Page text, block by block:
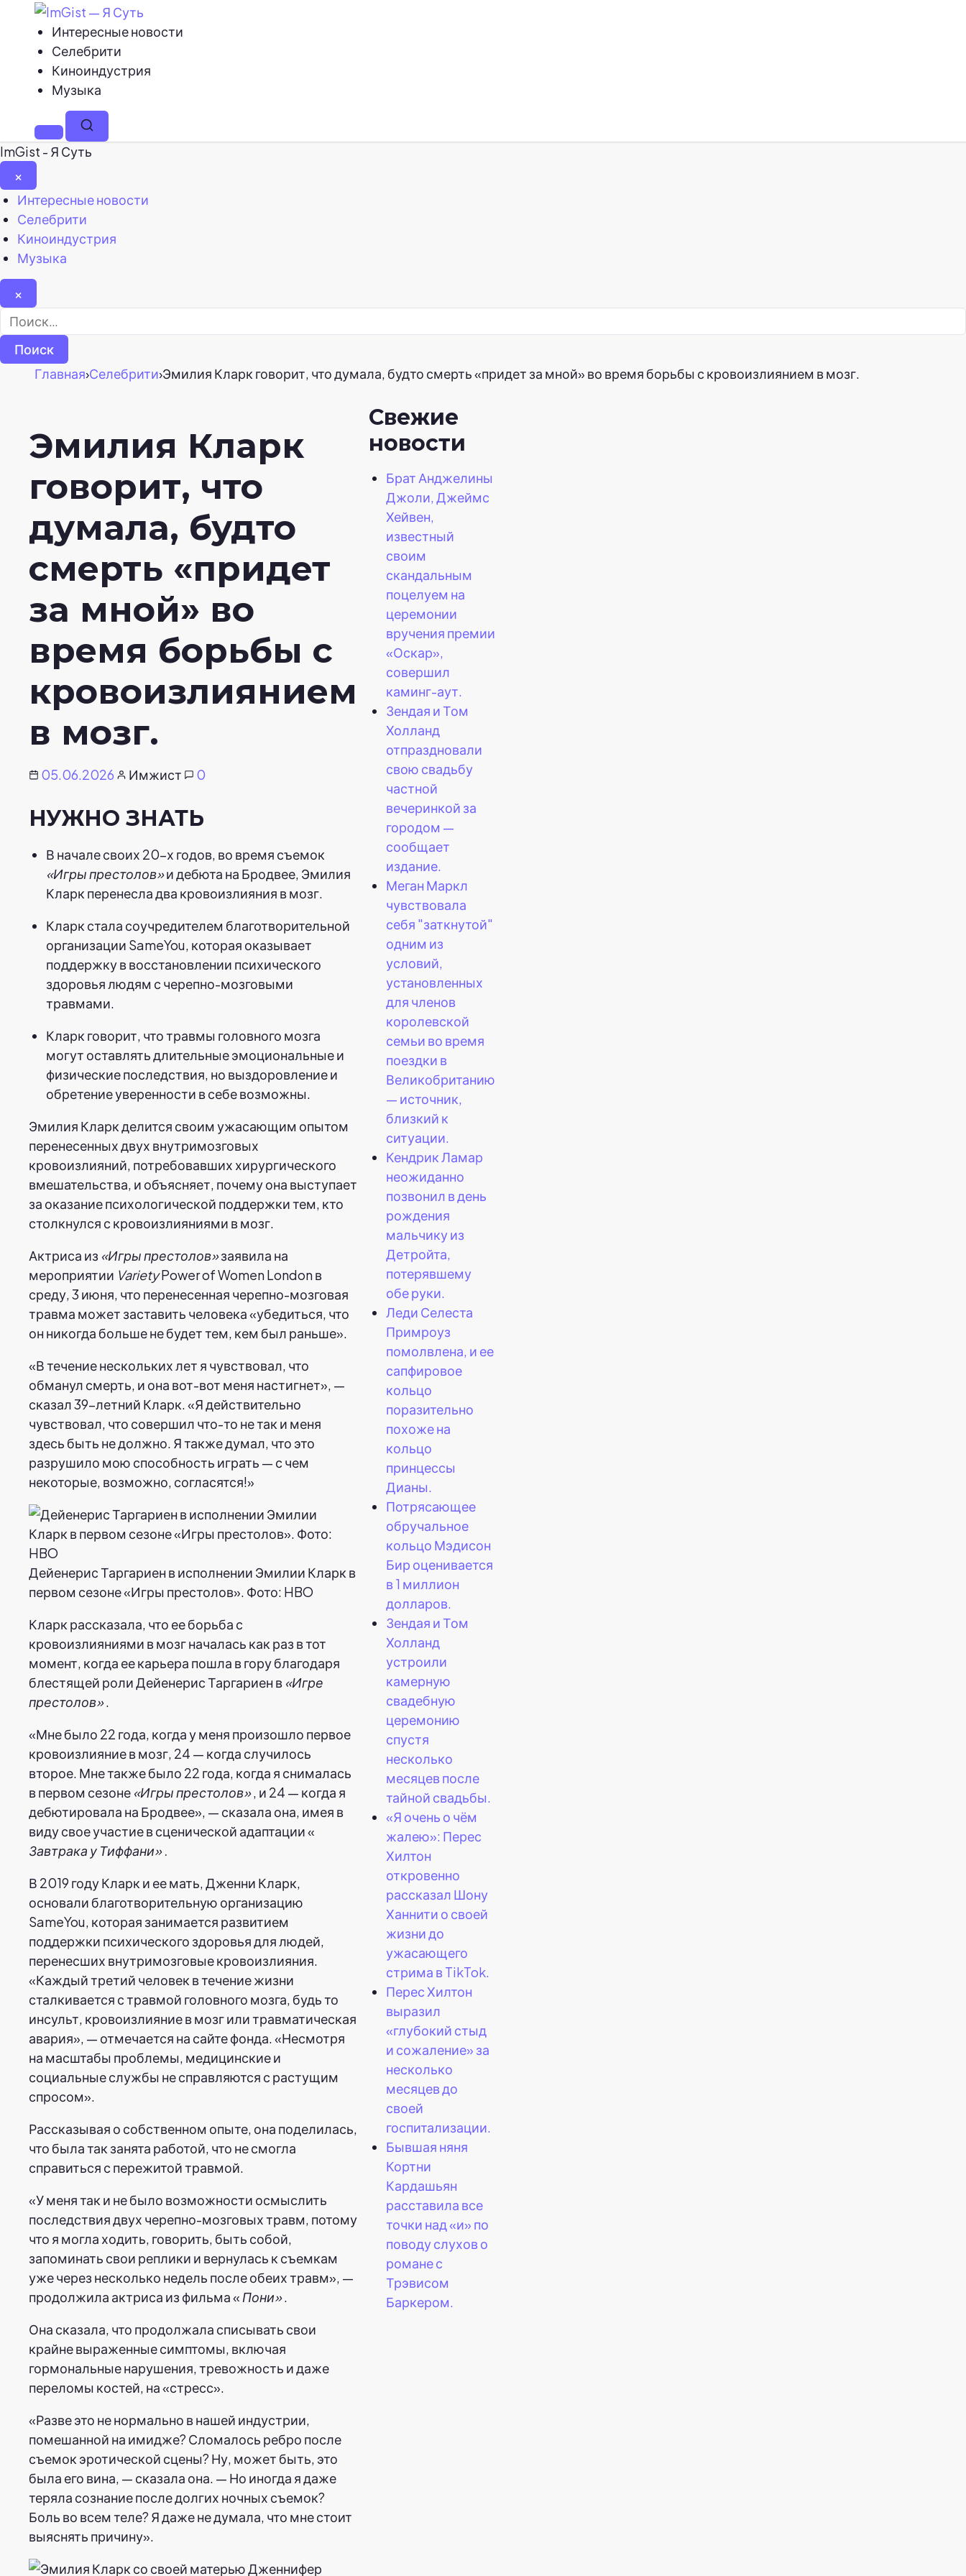
Интересные новости
Селебрити
Киноиндустрия
Музыка
МенюПоиск
ImGist - Я Суть
×
Закрыть
меню
Интересные новости
Селебрити
Киноиндустрия
Музыка
×
Найти:
Главная›Селебрити›Эмилия Кларк говорит, что думала, будто смерть «придет за мной» во время борьбы с кровоизлиянием в мозг.
Эмилия Кларк
говорит, что
думала, будто
смерть «придет
за мной» во
время борьбы с
кровоизлиянием
в мозг.
05.06.2026 Имжист 0
НУЖНО ЗНАТЬ
В начале своих 20-х годов, во время съемок
«Игры престолов»и дебюта на Бродвее, Эмилия
Кларк перенесла два кровоизлияния в мозг.
Кларк стала соучредителем благотворительной
организации SameYou, которая оказывает
поддержку в восстановлении психического
здоровья людям с черепно-мозговыми
травмами.
Кларк говорит, что травмы головного мозга
могут оставлять длительные эмоциональные и
физические последствия, но выздоровление и
обретение уверенности в себе возможны.
Эмилия Кларк делится своим ужасающим опытом
перенесенных двух внутримозговых
кровоизлияний, потребовавших хирургического
вмешательства, и объясняет, почему она выступает
за оказание психологической поддержки тем, кто
столкнулся с кровоизлияниями в мозг.
Актриса из «Игры престолов»заявила на
мероприятии VarietyPower of Women London в
среду, 3 июня, что перенесенная черепно-мозговая
травма может заставить человека «убедиться, что
он никогда больше не будет тем, кем был раньше».
«В течение нескольких лет я чувствовал, что
обманул смерть, и она вот-вот меня настигнет», —
сказал 39-летний Кларк. «Я действительно
чувствовал, что совершил что-то не так и меня
здесь быть не должно. Я также думал, что это
разрушило мою способность играть — с чем
некоторые, возможно, согласятся!»
Дейенерис Таргариен в исполнении Эмилии Кларк в
первом сезоне «Игры престолов». Фото: HBO
Кларк рассказала, что ее борьба с
кровоизлияниями в мозг началась как раз в тот
момент, когда ее карьера пошла в гору благодаря
блестящей роли Дейенерис Таргариен в «Игре
престолов».
«Мне было 22 года, когда у меня произошло первое
кровоизлияние в мозг, 24 — когда случилось
второе. Мне также было 22 года, когда я снималась
в первом сезоне «Игры престолов», и 24 — когда я
дебютировала на Бродвее», — сказала она, имея в
виду свое участие в сценической адаптации «
Завтрака у Тиффани» .
В 2019 году Кларк и ее мать, Дженни Кларк,
основали благотворительную организацию
SameYou, которая занимается развитием
поддержки психического здоровья для людей,
перенесших внутримозговые кровоизлияния.
«Каждый третий человек в течение жизни
сталкивается с травмой головного мозга, будь то
инсульт, кровоизлияние в мозг или травматическая
авария», — отмечается на сайте фонда. «Несмотря
на масштабы проблемы, медицинские и
социальные службы не справляются с растущим
спросом».
Рассказывая о собственном опыте, она поделилась,
что была так занята работой, что не смогла
справиться с пережитой травмой.
«У меня так и не было возможности осмыслить
последствия двух черепно-мозговых травм, потому
что я могла ходить, говорить, быть собой,
запоминать свои реплики и вернулась к съемкам
уже через несколько недель после обеих травм», —
продолжила актриса из фильма « Пони».
Она сказала, что продолжала списывать свои
крайне выраженные симптомы, включая
гормональные нарушения, тревожность и даже
переломы костей, на «стресс».
«Разве это не нормально в нашей индустрии,
помешанной на имидже? Сломалось ребро после
съемок эротической сцены? Ну, может быть, это
была его вина, — сказала она. — Но иногда я даже
теряла сознание после долгих ночных съемок?
Боль во всем теле? Я даже не думала, что мне стоит
выяснять причину».
Свежие
новости
Брат Анджелины
Джоли, Джеймс
Хейвен,
известный
своим
скандальным
поцелуем на
церемонии
вручения премии
«Оскар»,
совершил
каминг-аут.
Зендая и Том
Холланд
отпраздновали
свою свадьбу
частной
вечеринкой за
городом —
сообщает
издание.
Меган Маркл
чувствовала
себя "заткнутой"
одним из
условий,
установленных
для членов
королевской
семьи во время
поездки в
Великобританию
— источник,
близкий к
ситуации.
Кендрик Ламар
неожиданно
позвонил в день
рождения
мальчику из
Детройта,
потерявшему
обе руки.
Леди Селеста
Примроуз
помолвлена, и ее
сапфировое
кольцо
поразительно
похоже на
кольцо
принцессы
Дианы.
Потрясающее
обручальное
кольцо Мэдисон
Бир оценивается
в 1 миллион
долларов.
Зендая и Том
Холланд
устроили
камерную
свадебную
церемонию
спустя
несколько
месяцев после
тайной свадьбы.
«Я очень о чём
жалею»: Перес
Хилтон
откровенно
рассказал Шону
Ханнити о своей
жизни до
ужасающего
стрима в TikTok.
Перес Хилтон
выразил
«глубокий стыд
и сожаление» за
несколько
месяцев до
своей
госпитализации.
Бывшая няня
Кортни
Кардашьян
расставила все
точки над «и» по
поводу слухов о
романе с
Трэвисом
Баркером.